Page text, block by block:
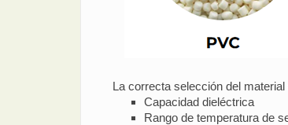
La correcta selección del
Capacidad dieléctrica
Rango de temperatura de